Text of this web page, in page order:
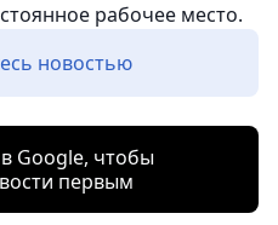
рабочее место.
новостью
Google, чтобы
первым